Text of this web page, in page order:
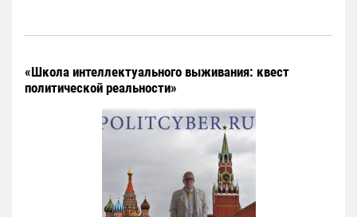
«Школа интеллектуального выживания: квест
политической реальности»